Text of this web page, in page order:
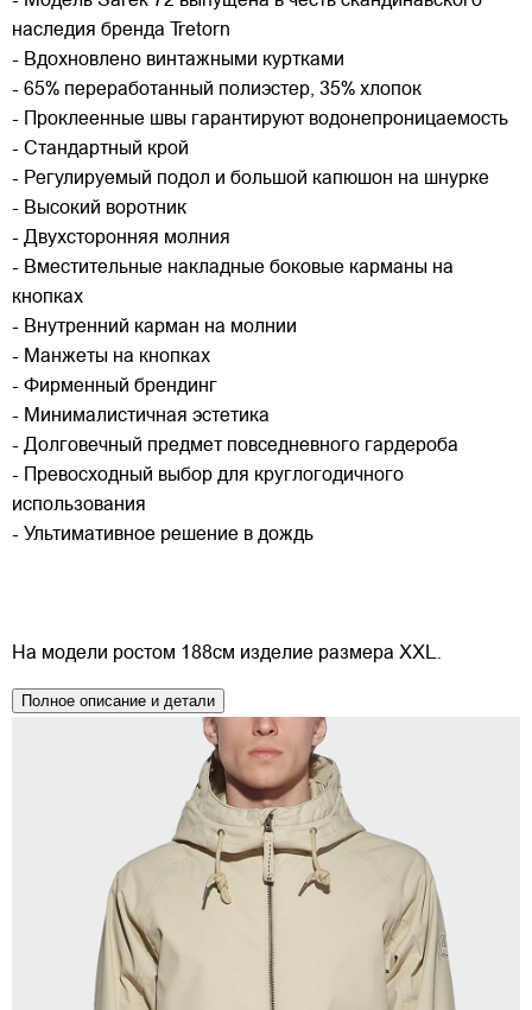
наследия бренда Tretorn
- Вдохновлено винтажными куртками
- 65% переработанный полиэстер, 35% хлопок
- Проклеенные швы гарантируют водонепроницаемость
- Стандартный крой
- Регулируемый подол и большой капюшон на шнурке
- Высокий воротник
- Двухсторонняя молния
- Вместительные накладные боковые карманы на
кнопках
- Внутренний карман на молнии
- Манжеты на кнопках
- Фирменный брендинг
- Минималистичная эстетика
- Долговечный предмет повседневного гардероба
- Превосходный выбор для круглогодичного
использования
- Ультимативное решение в дождь
На модели ростом 188см изделие размера XXL.
Полное описание и детали